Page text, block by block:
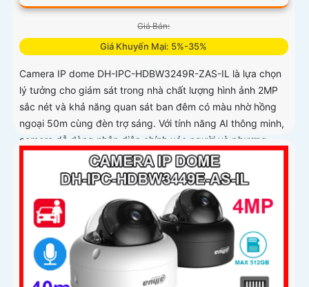
Giá Bán:
Giá Khuyến Mại: 5%-35%
Camera IP dome DH-IPC-HDBW3249R-ZAS-IL là lựa chọn
lý tưởng cho giám sát trong nhà chất lượng hình ảnh 2MP
sắc nét và khả năng quan sát ban đêm có màu nhờ hồng
ngoại 50m cùng đèn trợ sáng. Với tính năng AI thông minh,
camera dễ dàng nhận diện chính xác người và phương
tiện, hỗ trợ ghi âm qua micro tích hợp và lưu trữ tối đa
512GB qua khe thẻ nhớ, camera hỗ trợ PoE lắp đặt dễ